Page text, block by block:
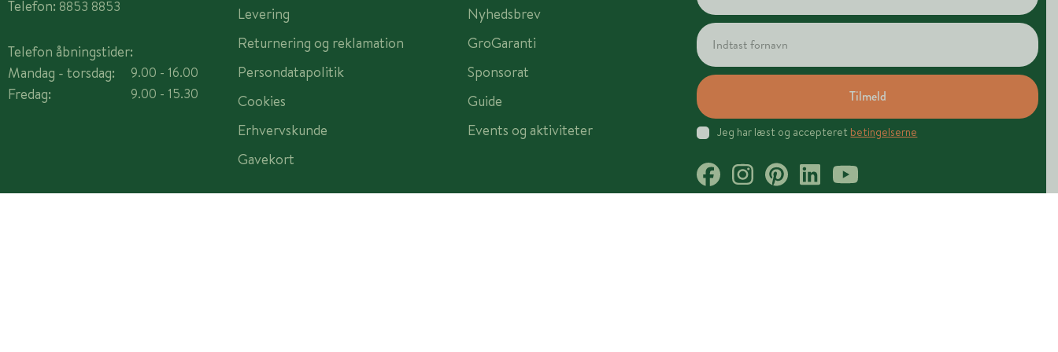
Telefon: 8853 8853
Telefon åbningstider:
Mandag - torsdag:
Fredag:
9.00 - 16.00
9.00 - 15.30
Levering
Returnering og reklamation
Persondatapolitik
Cookies
Erhvervskunde
Gavekort
Nyhedsbrev
GroGaranti
Sponsorat
Guide
Events og aktiviteter
Tilmeld
Jeg har læst og accepteret betingelserne